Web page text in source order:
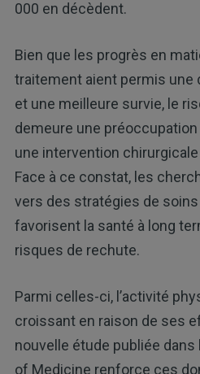
000 en décèdent.
Bien que les progrès en
traitement aient permis
et une meilleure survie, le
demeure une
une intervention
Face à ce constat, les
vers des stratégies de
favorisent la santé à long
risques de rechute.
Parmi celles-ci, l’activité
croissant en raison de ses
nouvelle étude publiée dans
of Medicine renforce ces